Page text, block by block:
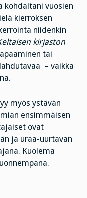
kohdaltani vuosien
kierroksen
niidenkin
kirjaston
tai
– vaikka
myös ystävän
ensimmäisen
ovat
ja uraa-uurtavan
Kuolema